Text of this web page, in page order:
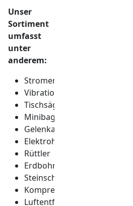
Unser
Sortiment
umfasst
unter
anderem:
Stromerzeuger
Vibrationsplatten
Tischsägen
Minibagger
Gelenkarbeitsbühnen
Elektrohammer
Rüttler
Erdbohrer
Steinschneider
Kompressoren
Luftentfeuchter